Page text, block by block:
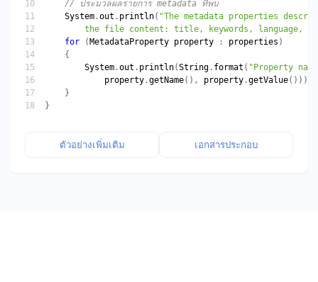
System .out . println(
the file content: title, keywords, language,
for ( MetadataProperty property : properties
System .out . println(String . format ( "Property
property .getName(), property .getValue
ตัวอย่างเพิ่มเติม เอกสารประกอบ